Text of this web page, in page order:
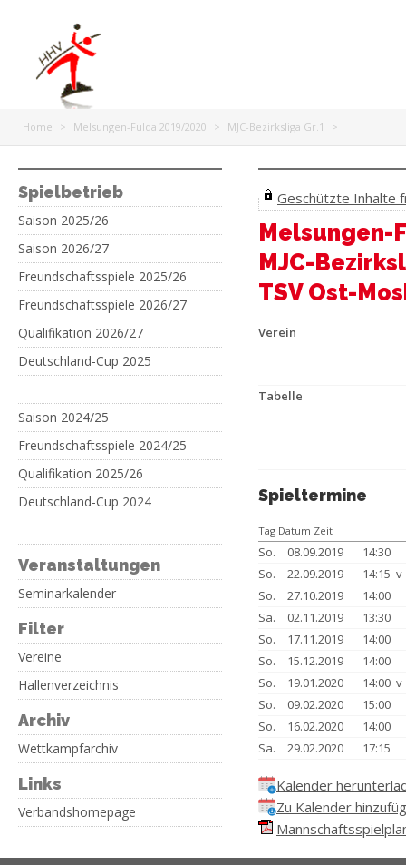
Home > Melsungen-Fulda 2019/2020 > MJC-Bezirksliga Gr.1 >
Spielbetrieb
Saison 2025/26
Saison 2026/27
Freundschaftsspiele 2025/26
Freundschaftsspiele 2026/27
Qualifikation 2026/27
Deutschland-Cup 2025
Saison 2024/25
Freundschaftsspiele 2024/25
Qualifikation 2025/26
Deutschland-Cup 2024
Veranstaltungen
Seminarkalender
Filter
Vereine
Hallenverzeichnis
Archiv
Wettkampfarchiv
Links
Verbandshomepage
Geschützte Inhalte
Melsungen-
MJC-
TSV Ost-
Verein
Tabelle
Spieltermine
Tag Datum Zeit
So. 08.09.2019
14:30
So.
22.09.2019
14:15
So.
27.10.2019
14:00
Sa.
02.11.2019
13:30
So.
17.11.2019
14:00
So.
15.12.2019
14:00
So.
19.01.2020
14:00
So.
09.02.2020
15:00
So.
16.02.2020
14:00
Sa.
29.02.2020 17:15
Kalender
Zu Kalender